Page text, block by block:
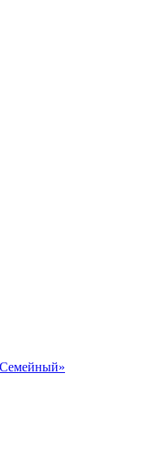
Семейный»